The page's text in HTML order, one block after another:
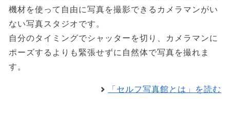
機材を使って自由に写真を撮影できるカメラマンがい
ない写真スタジオです。
自分のタイミングでシャッターを切り、カメラマンに
ポーズするよりも緊張せずに自然体で写真を撮れま
す。
「セルフ写真館とは」を読む